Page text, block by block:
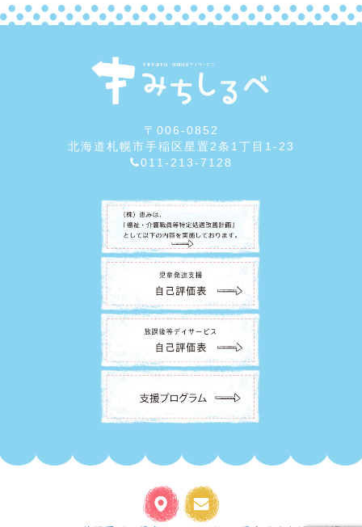
〒006-0852
北海道札幌市手稲区星置2条1丁目1-23
011-213-7128